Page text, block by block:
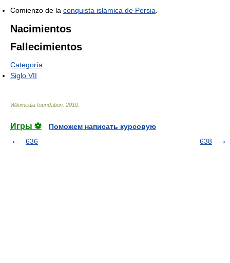
Comienzo de la conquista islámica de Persia
Nacimientos
Fallecimientos
Categoría:
Siglo VII
Wikimedia foundation 2010
Игры ⚽
Поможем написать курсовую
636
638